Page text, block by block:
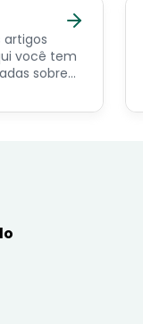
artigos
sobre